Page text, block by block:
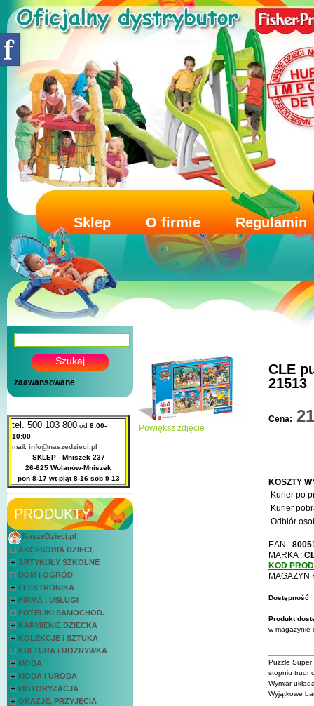
Sklep O firmie Regulamin
zaawansowane
tel. 500 103 800 od 8:00-
10:00
mail: info@naszedzieci.pl
SKLEP - Mniszek 237
26-625 Wolanów-Mniszek
pon 8-17 wt-piąt 8-16 sob 9-13
PRODUKTY
NaszeDzieci.pl
AKCESORIA DZIECI
ARTYKUŁY SZKOLNE
DOM i OGRÓD
ELEKTRONIKA
FIRMA i USŁUGI
FOTELIKI SAMOCHOD.
KARMIENIE DZIECKA
KOLEKCJE i SZTUKA
KULTURA i ROZRYWKA
MODA
MODA i URODA
MOTORYZACJA
OKAZJE, PRZYJĘCIA
Powiększ zdjęcie
CLE
21513
Cena:
KOSZTY
Kurier po
Kurier
Odbiór
EAN :
MARKA :
KOD
MAGAZYN
Dostępność
Produkt
w magazynie
Puzzle Super
stopniu
Wymiar
Wyjątkowe